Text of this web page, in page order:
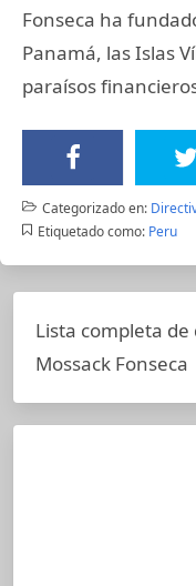
Fonseca ha
Panamá, las Islas
paraísos
Categorizado en:
Etiquetado como: Peru
Lista completa
Mossack Fonseca